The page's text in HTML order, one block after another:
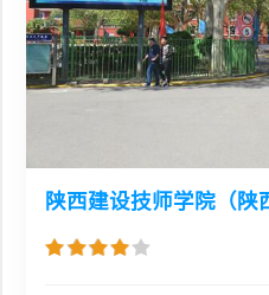
陕西建设技师学院（陕